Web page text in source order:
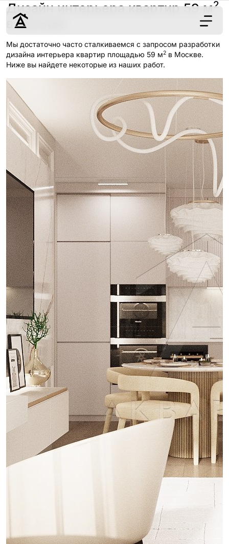
Дизайн
Ремонт
Цены
Наши работы
О нас
Контакты
г. Москва
8 (495) 109-
22-59
Дизайн интерьера квартир 59 м2
в Москве
Мы достаточно часто сталкиваемся с запросом разработки
дизайна интерьера квартир площадью 59 м2 в Москве.
Ниже вы найдете некоторые из наших работ.